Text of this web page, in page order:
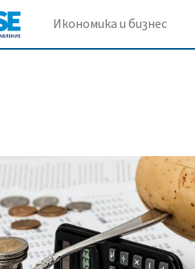
Икономика и бизнес